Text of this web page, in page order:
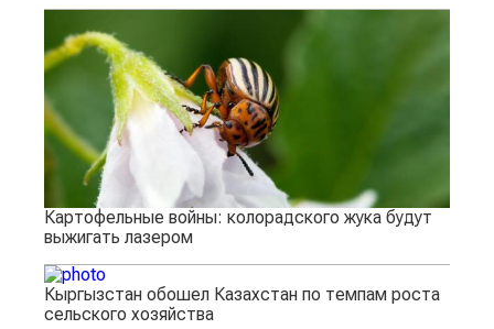
Картофельные войны: колорадского жука будут
выжигать лазером
Кыргызстан обошел Казахстан по темпам роста
сельского хозяйства